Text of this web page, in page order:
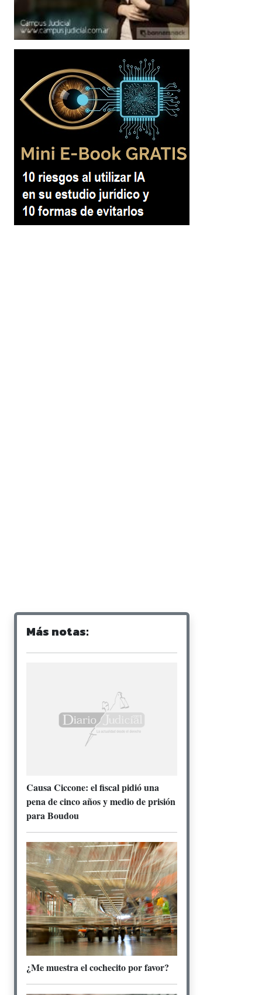
Más notas:
Causa Ciccone: el fiscal pidió una
pena de cinco años y medio de prisión
para Boudou
¿Me muestra el cochecito por favor?